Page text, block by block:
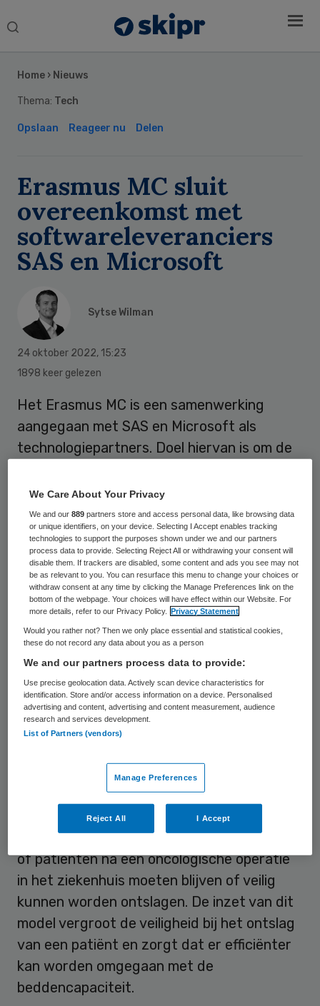
Search
Home › Nieuws
Thema: Tech
Opslaan Reageer nu Delen
Erasmus MC sluit
overeenkomst met
softwareleveranciers
SAS en Microsoft
Sytse Wilman
24 oktober 2022, 15:23
1898 keer gelezen
Het Erasmus MC is een samenwerking
aangegaan met SAS en Microsoft als
technologiepartners. Doel hiervan is om de
ziekenhuis de komende jaren te realiseren.
De drie samenwerkende partijen willen “de
brug slaan van innovatie naar
implementatie”. Ze gaan ziekenhuisbreed
datagedreven toepassingen ontwikkelen,
implementeren en monitoren. Dat moet de
zorg voor patiënten verbeteren en optimaal
gebruikmaken van de beschikbare
capaciteit op onder meer de
operatiekamers (OK) en Intensive Care (IC).
Ontslag voorspellen
Erasmus MC, SAS en Microsoft werken al
langer samen. Zo heeft het ziekenhuis met
SAS een algoritme ontwikkeld dat voorspelt
of patiënten na een oncologische operatie
in het ziekenhuis moeten blijven of veilig
kunnen worden ontslagen. De inzet van dit
model vergroot de veiligheid bij het ontslag
van een patiënt en zorgt dat er efficiënter
kan worden omgegaan met de
beddencapaciteit.
Sidebar
We Care About Your Privacy
We and our889 partners store and access personal data, like browsing data
or unique identifiers, on your device. Selecting I Accept enables tracking
technologies to support the purposes shown under we and our partners
process data to provide. Selecting Reject All or withdrawing your consent will
disable them. If trackers are disabled, some content and ads you see may not
be as relevant to you. You can resurface this menu to change your choices or
withdraw consent at any time by clicking the Manage Preferences link on the
bottom of the webpage. Your choices will have effect within our Website. For
more details, refer to our Privacy Policy.
Privacy Statement
Would you rather not? Then we only place essential and statistical cookies,
these do not record any data about you as a person
We and our partners process data to provide:
Use precise geolocation data. Actively scan device characteristics for
identification. Store and/or access information on a device. Personalised
advertising and content, advertising and content measurement, audience
research and services development.
List of Partners (vendors)
Manage Preferences
Reject All I Accept